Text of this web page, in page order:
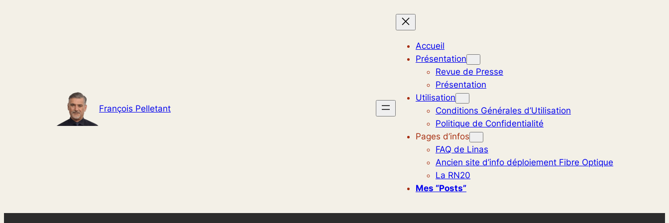
François Pelletant
Accueil
Présentation
Revue de Presse
Présentation
Utilisation
Conditions Générales d’Utilisation
Politique de Confidentialité
Pages d’infos
FAQ de Linas
Ancien site d’info déploiement Fibre Optique
La RN20
Mes “posts”